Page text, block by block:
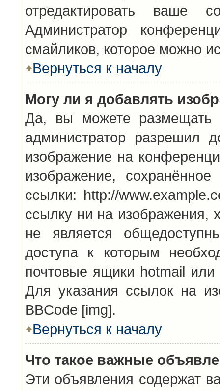
отредактировать ваше
Администратор
смайликов, которое можно
Вернуться к началу
Могу ли я добавлять
Да, вы можете размещать
администратор разрешил
изображение на
изображение,
ссылки: http://
ссылку ни на
не является
доступа к которым
почтовые ящики hotmail
Для указания ссылок на
BBCode [img].
Вернуться к началу
Что такое важные
Эти объявления содержат